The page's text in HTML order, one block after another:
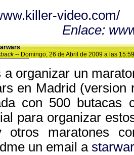
video.com/
Enlace:
-- Domingo, 26 de Abril de 2009 a las
a organizar un
en Madrid (version
con 500 butacas
para organizar
otros maratones
un email a